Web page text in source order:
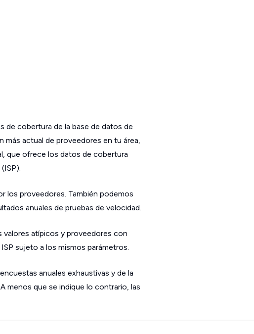
de cobertura de la base de datos de
más actual de proveedores en tu área,
que ofrece los datos de cobertura
los proveedores. También podemos
anuales de pruebas de velocidad.
valores atípicos y proveedores con
sujeto a los mismos parámetros.
anuales exhaustivas y de la
menos que se indique lo contrario, las